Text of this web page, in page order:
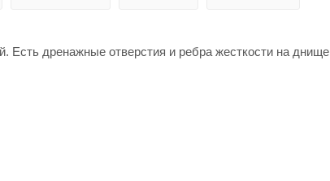
Есть дренажные отверстия и ребра жесткости на днище